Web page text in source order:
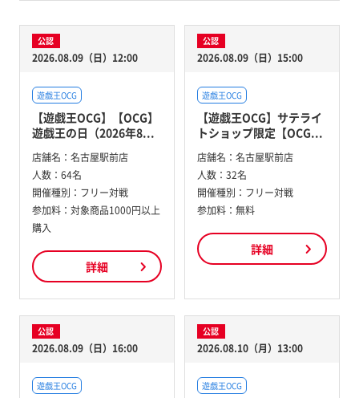
公認
2026.08.09（日）12:00
遊戯王OCG
【遊戯王OCG】【OCG】
遊戯王の日（2026年8...
店舗名： 名古屋駅前店
人数： 64名
開催種別： フリー対戦
参加料： 対象商品1000円以上
購入
詳細
公認
2026.08.09（日）15:00
遊戯王OCG
【遊戯王OCG】サテライ
トショップ限定【OCG...
店舗名： 名古屋駅前店
人数： 32名
開催種別： フリー対戦
参加料： 無料
詳細
公認
2026.08.09（日）16:00
遊戯王OCG
公認
2026.08.10（月）13:00
遊戯王OCG